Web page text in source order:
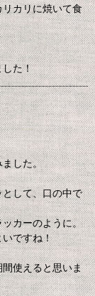
カリに焼いて食
した！
ました。
して、口の中で
カーのように。
いですね！
使えると思いま